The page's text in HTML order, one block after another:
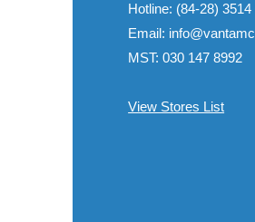
Hotline: (84-28) 3514
Email:
MST: 030 147 8992
View Stores List